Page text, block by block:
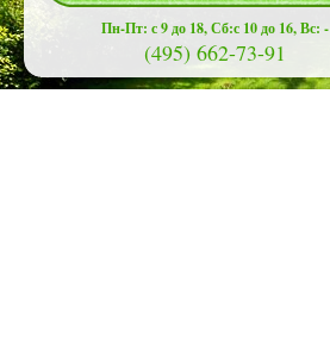
Пн-Пт: с 9 до 18, Сб:с 10 до 16, Вс: -
(495) 662-73-91